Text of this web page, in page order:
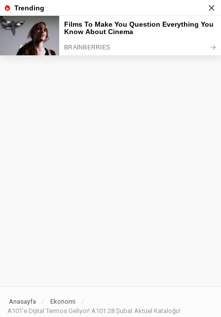
GÜNDEM
Anasayfa / Ekonomi /
A101’e Dijital Termos Geliyor! A101 28 Şubat Aktüel Kataloğu!